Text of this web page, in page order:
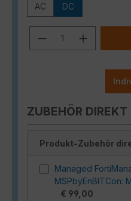
AC DC
Produkt
ZUBEHÖR
Produkt-Zubehör
Managed
MSPbyEnBITCon:
€ 99,00